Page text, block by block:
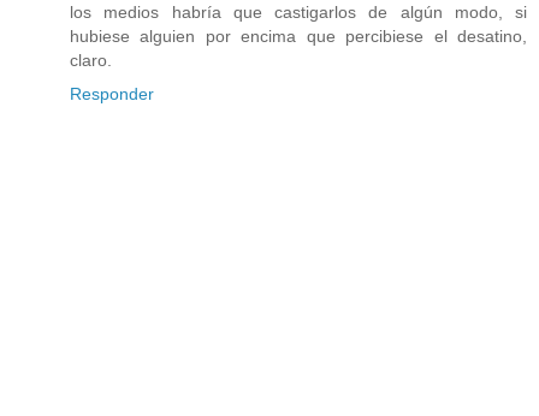
los medios habría que castigarlos de algún modo, si
hubiese alguien por encima que percibiese el desatino,
claro.
Responder